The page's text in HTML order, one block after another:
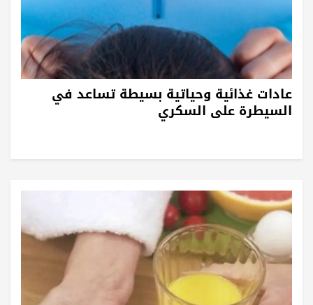
عادات غذائية وحياتية بسيطة تساعد في
السيطرة على السكري